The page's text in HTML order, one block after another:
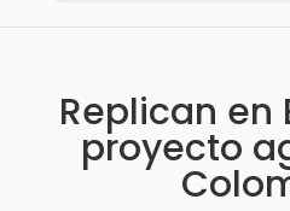
Replican en
proyecto